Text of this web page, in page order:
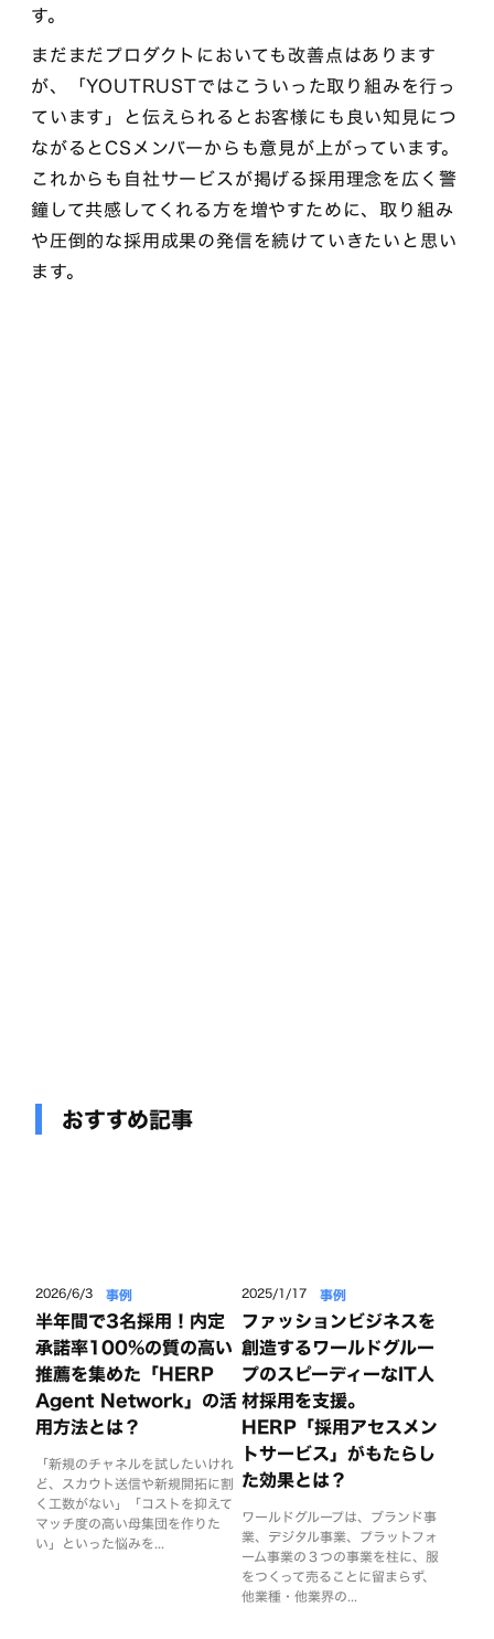
す。
まだまだプロダクトにおいても改善点はあります
が、「YOUTRUSTではこういった取り組みを行っ
ています」と伝えられるとお客様にも良い知見につ
ながるとCSメンバーからも意見が上がっています。
これからも自社サービスが掲げる採用理念を広く警
鐘して共感してくれる方を増やすために、取り組み
や圧倒的な採用成果の発信を続けていきたいと思い
ます。
おすすめ記事
2026/6/3 事例
半年間で3名採用！内定
承諾率100%の質の高い
推薦を集めた「HERP
Agent Network」の活
用方法とは？
「新規のチャネルを試したいけれ
ど、スカウト送信や新規開拓に割
く工数がない」「コストを抑えて
マッチ度の高い母集団を作りた
い」といった悩みを...
2025/1/17 事例
ファッションビジネスを
創造するワールドグルー
プのスピーディーなIT人
材採用を支援。
HERP「採用アセスメン
トサービス」がもたらし
た効果とは？
ワールドグループは、ブランド事
業、デジタル事業、プラットフォ
ーム事業の３つの事業を柱に、服
をつくって売ることに留まらず、
他業種・他業界の...